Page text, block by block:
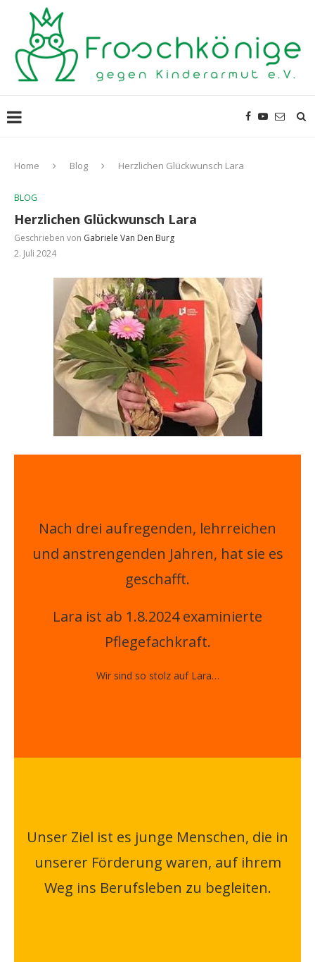
Home Blog Herzlichen Glückwunsch Lara
BLOG
Herzlichen Glückwunsch Lara
Geschrieben von Gabriele Van Den Burg
2. Juli 2024
Nach drei aufregenden, lehrreichen
und anstrengenden Jahren, hat sie es
geschafft.
Lara ist ab 1.8.2024 examinierte
Pflegefachkraft.
Wir sind so stolz auf Lara…
Unser Ziel ist es junge Menschen, die in
unserer Förderung waren, auf ihrem
Weg ins Berufsleben zu begleiten.